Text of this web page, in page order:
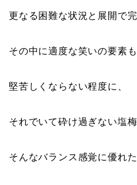
更なる困難な状況と展開で
その中に適度な笑いの要素も
堅苦しくならない程度に、
それでいて砕け過ぎない塩梅
そんなバランス感覚に優れた